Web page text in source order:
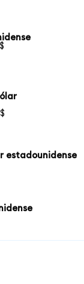
estadounidense